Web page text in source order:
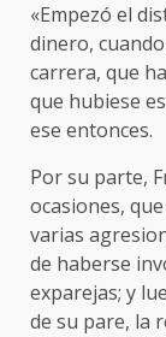
«Empezó el
dinero,
carrera, que
que hubiese
ese entonces.
Por su parte,
ocasiones,
varias
de haberse
exparejas; y
de su pare, la